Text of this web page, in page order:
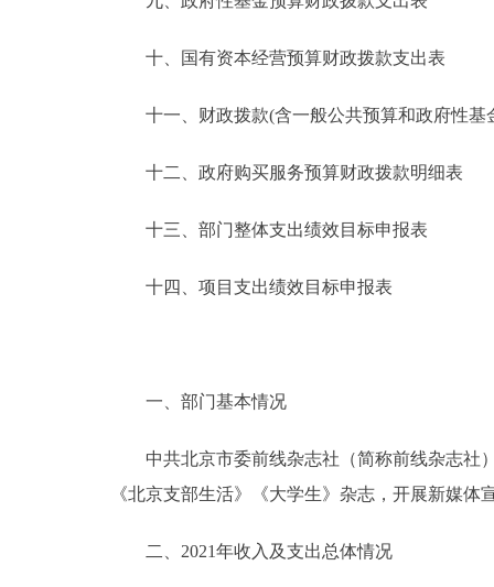
十、国有资本经营预算财政拨款支出表
十一、财政拨款(含一般公共预算和政府性基
十二、政府购买服务预算财政拨款明细表
十三、部门整体支出绩效目标申报表
十四、项目支出绩效目标申报表
一、部门基本情况
中共北京市委前线杂志社（简称前线杂志社）
《北京支部生活》《大学生》杂志，开展新媒体
二、2021年收入及支出总体情况